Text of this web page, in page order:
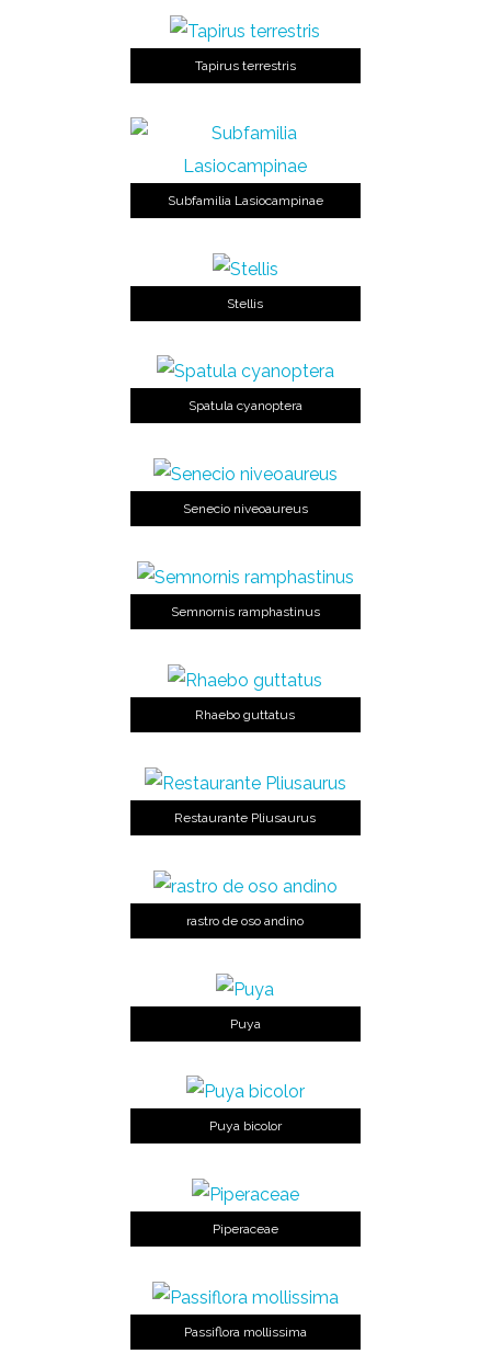
Tapirus terrestris
Subfamilia Lasiocampinae
Stellis
Spatula cyanoptera
Senecio niveoaureus
Semnornis ramphastinus
Rhaebo guttatus
Restaurante Pliusaurus
rastro de oso andino
Puya
Puya bicolor
Piperaceae
Passiflora mollissima